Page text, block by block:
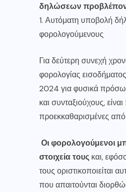
δηλώσεων
1. Αυτόματη υποβολή
φορολογούμενους
Για δεύτερη συνεχή
φορολογίας
2024 για φυσικά
και συνταξιούχους,
προεκκαθαρισμένες
Οι φορολογούμενοι
στοιχεία τους και,
τους οριστικοποιείται
που απαιτούνται